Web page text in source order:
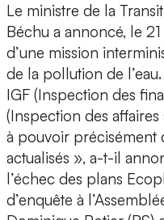
Le ministre de la
Béchu a annoncé, le
d’une mission
de la pollution de
IGF (Inspection des
(Inspection des
à pouvoir précisément
actualisés », a-t-il
l’échec des plans
d’enquête à